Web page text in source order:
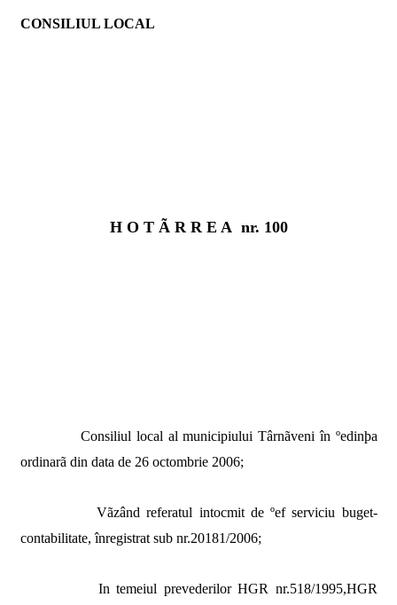
CONSILIUL LOCAL
H O T Ã R R E A nr. 100
Consiliul local al municipiului Târnãveni în ºedinþa
ordinarã din data de 26 octombrie 2006;
Vãzând referatul intocmit de ºef serviciu buget-
contabilitate, înregistrat sub nr.20181/2006;
In temeiul prevederilor HGR nr.518/1995,HGR